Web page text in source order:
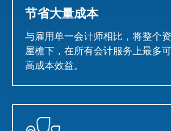
节省大量成本
与雇用单一会计师相比，将整个
屋檐下，在所有会计服务上最多
高成本效益。